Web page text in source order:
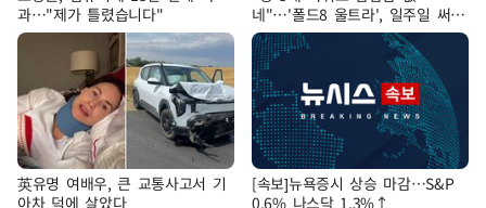
과…"제가 틀렸습니다"
네"…'폴드8 울트라', 일주일 써보
니
英유명 여배우, 큰 교통사고서 기
아차 덕에 살았다
[속보]뉴욕증시 상승 마감…S&P
0.6% 나스닥 1.3%↑